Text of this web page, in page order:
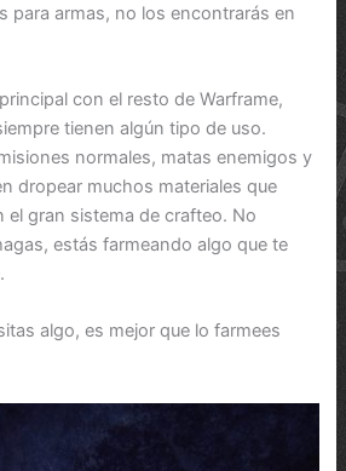
para armas, no los encontrarás en
con el resto de Warframe,
tienen algún tipo de uso.
normales, matas enemigos y
dropear muchos materiales que
el gran sistema de crafteo. No
estás farmeando algo que te
algo, es mejor que lo farmees